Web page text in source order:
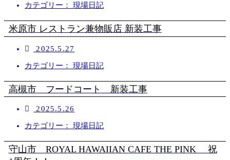
カテゴリー： 現場日記
米原市 レストラン兼物販店 新装工事
2025.5.27
カテゴリー： 現場日記
高槻市 フードコート 新装工事
2025.5.26
カテゴリー： 現場日記
守山市 ROYAL HAWAIIAN CAFE THE PINK 祝